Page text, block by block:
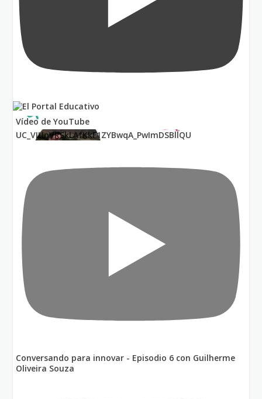
Vídeo de YouTube
UC_VIUnVRSkLAfKkF1ZYBwqA_PwImDSBllQU
Conversando para innovar - Episodio 6 con Guilherme
Oliveira Souza